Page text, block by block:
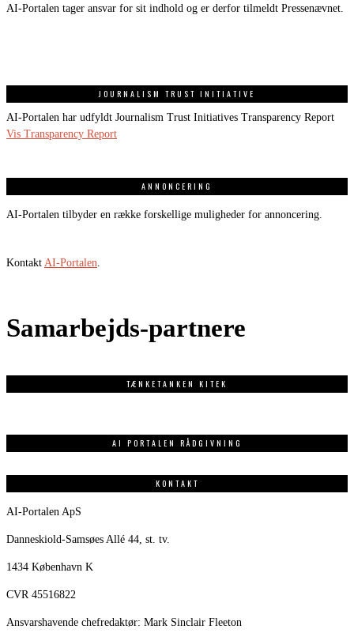
AI-Portalen tager ansvar for sit indhold og er derfor tilmeldt Pressenævnet.
JOURNALISM TRUST INITIATIVE
AI-Portalen har udfyldt Journalism Trust Initiatives Transparency Report
Vis Transparency Report
ANNONCERING
AI-Portalen tilbyder en række forskellige muligheder for annoncering.
Kontakt AI-Portalen
Samarbejds-partnere
TÆNKETANKEN KITEK
AI PORTALEN RÅDGIVNING
KONTAKT
AI-Portalen ApS
Danneskiold-Samsøes Allé 44, st. tv.
1434 København K
CVR 45516822
Ansvarshavende chefredaktør: Mark Sinclair Fleeton